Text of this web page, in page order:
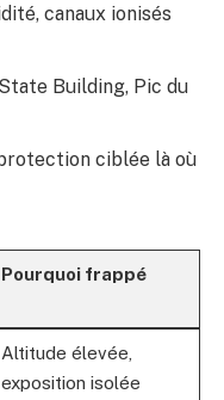
canaux ionisés
Building, Pic du
ciblée là où
Pourquoi frappé
Altitude élevée,
exposition isolée